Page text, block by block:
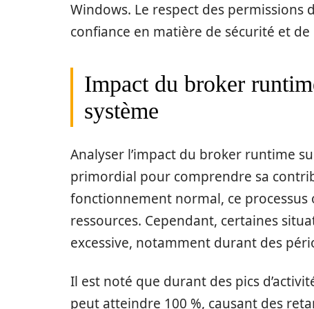
Windows. Le respect des
confiance en matière de sécurité et
Impact du broker
système
Analyser l’impact du broker runtime
primordial pour comprendre sa
fonctionnement normal, ce
ressources. Cependant, certaines
excessive, notamment durant des
Il est noté que durant des pics
peut atteindre 100 %, causant des